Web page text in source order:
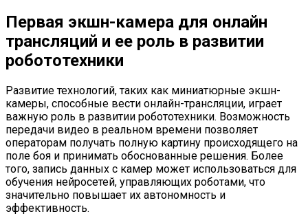
Первая экшн-камера для онлайн
трансляций и ее роль в развитии
робототехники
Развитие технологий, таких как миниатюрные экшн-
камеры, способные вести онлайн-трансляции, играет
важную роль в развитии робототехники. Возможность
передачи видео в реальном времени позволяет
операторам получать полную картину происходящего на
поле боя и принимать обоснованные решения. Более
того, запись данных с камер может использоваться для
обучения нейросетей, управляющих роботами, что
значительно повышает их автономность и
эффективность.